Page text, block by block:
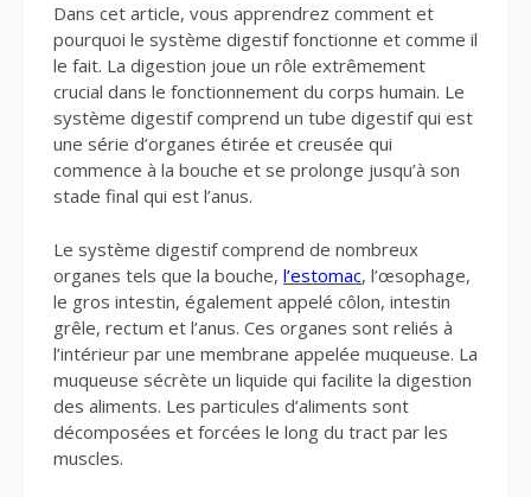
Dans cet article, vous apprendrez comment et
pourquoi le système digestif fonctionne et comme il
le fait. La digestion joue un rôle extrêmement
crucial dans le fonctionnement du corps humain. Le
système digestif comprend un tube digestif qui est
une série d’organes étirée et creusée qui
commence à la bouche et se prolonge jusqu’à son
stade final qui est l’anus.
Le système digestif comprend de nombreux
organes tels que la bouche, l’estomac, l’œsophage,
le gros intestin, également appelé côlon, intestin
grêle, rectum et l’anus. Ces organes sont reliés à
l’intérieur par une membrane appelée muqueuse. La
muqueuse sécrète un liquide qui facilite la digestion
des aliments. Les particules d’aliments sont
décomposées et forcées le long du tract par les
muscles.